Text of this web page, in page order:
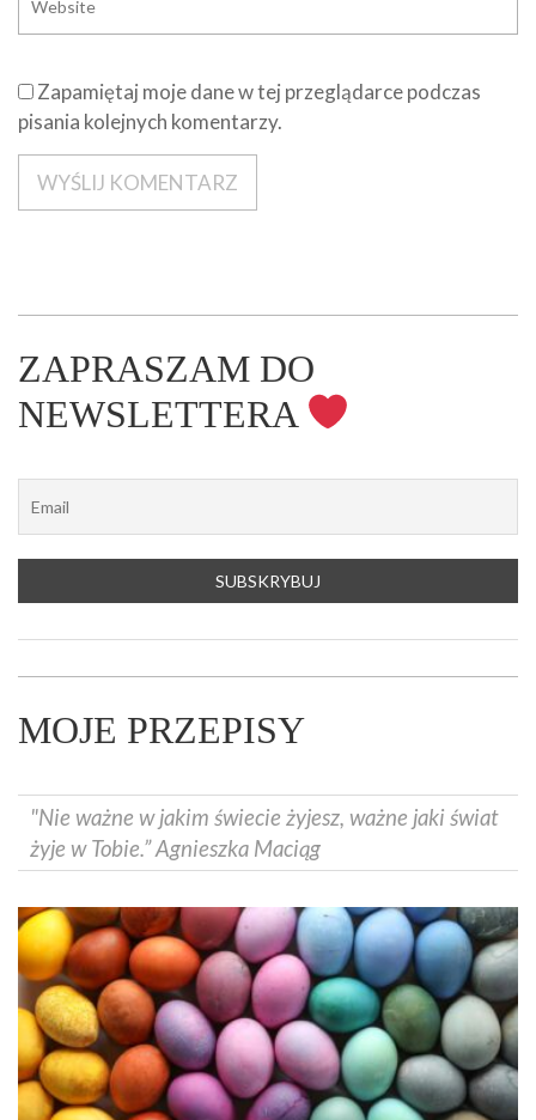
Zapamiętaj moje dane w tej przeglądarce podczas
pisania kolejnych komentarzy.
ZAPRASZAM DO
NEWSLETTERA
MOJE PRZEPISY
"Nie ważne w jakim świecie żyjesz, ważne jaki świat
żyje w Tobie.” Agnieszka Maciąg